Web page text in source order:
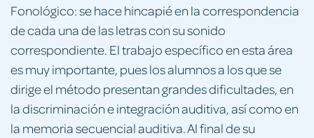
Fonológico: se hace hincapié en la correspondencia
de cada una de las letras con su sonido
correspondiente. El trabajo específico en esta área
es muy importante, pues los alumnos a los que se
dirige el método presentan grandes dificultades, en
la discriminación e integración auditiva, así como en
la memoria secuencial auditiva. Al final de su